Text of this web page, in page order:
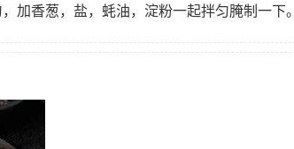
加香葱，盐，蚝油，淀粉一起拌匀腌制一下。